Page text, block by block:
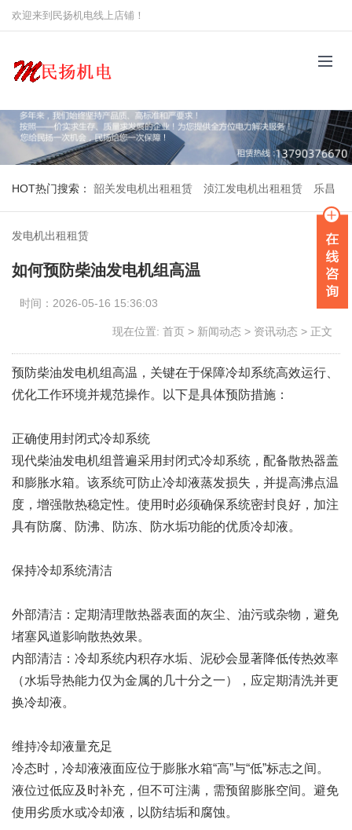
欢迎来到民扬机电线上店铺！
HOT热门搜索： 韶关发电机出租租赁 浈江发电机出租租赁 乐昌
发电机出租租赁
如何预防柴油发电机组高温
时间：2026-05-16 15:36:03
现在位置: 首页 > 新闻动态 > 资讯动态 > 正文
预防柴油发电机组高温，关键在于保障冷却系统高效运行、
优化工作环境并规范操作‌。以下是具体预防措施：
正确使用封闭式冷却系统‌
现代柴油发电机组普遍采用封闭式冷却系统，配备散热器盖
和膨胀水箱。该系统可防止冷却液蒸发损失，并提高沸点温
度，增强散热稳定性。使用时必须确保系统密封良好，加注
具有‌防腐、防沸、防冻、防水垢‌功能的优质冷却液。
保持冷却系统清洁‌
外部清洁‌：定期清理散热器表面的灰尘、油污或杂物，避免
堵塞风道影响散热效果。
内部清洁‌：冷却系统内积存水垢、泥砂会显著降低传热效率
（水垢导热能力仅为金属的几十分之一），应定期清洗并更
换冷却液。
维持冷却液量充足‌
冷态时，冷却液液面应位于膨胀水箱“高”与“低”标志之间。
液位过低应及时补充，但不可注满，需预留膨胀空间。避免
使用劣质水或冷却液，以防结垢和腐蚀。